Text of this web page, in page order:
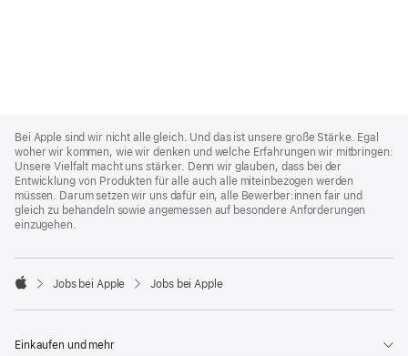
Footer
Bei Apple sind wir nicht alle gleich. Und das ist unsere große Stärke. Egal
woher wir kommen, wie wir denken und welche Erfahrungen wir mitbringen:
Unsere Vielfalt macht uns stärker. Denn wir glauben, dass bei der
Entwicklung von Produkten für alle auch alle miteinbezogen werden
müssen. Darum setzen wir uns dafür ein, alle Bewerber:innen fair und
gleich zu behandeln sowie angemessen auf besondere Anforderungen
einzugehen.

Jobs bei Apple Jobs bei Apple
Einkaufen und mehr